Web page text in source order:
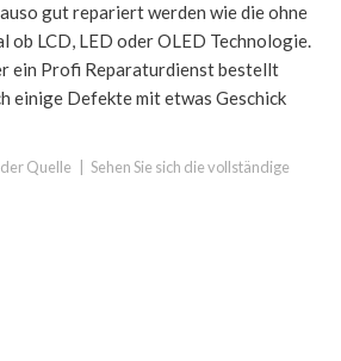
gut repariert werden wie die ohne
ob LCD, LED oder OLED Technologie.
ein Profi Reparaturdienst bestellt
einige Defekte mit etwas Geschick
Quelle Sehen Sie sich die vollständige